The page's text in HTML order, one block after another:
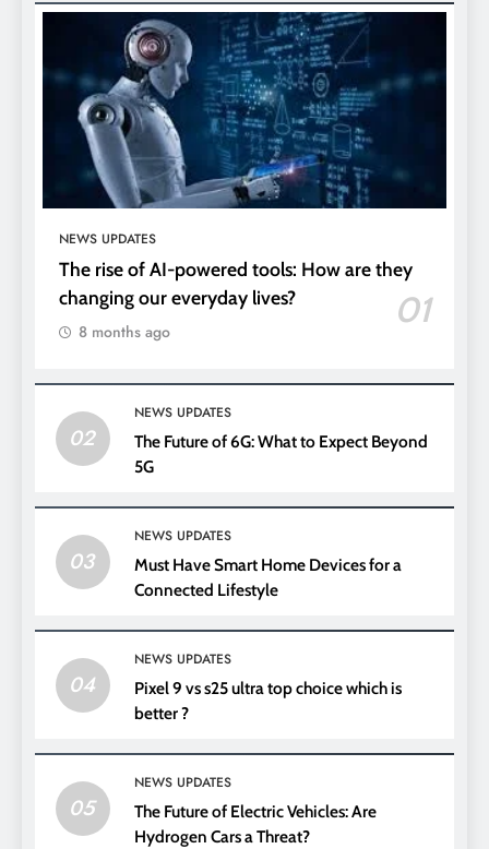
NEWS UPDATES
The rise of AI-powered tools: How are they
changing our everyday lives?
01
8 months ago
02
NEWS UPDATES
The Future of 6G: What to Expect Beyond
5G
03
NEWS UPDATES
Must Have Smart Home Devices for a
Connected Lifestyle
04
NEWS UPDATES
Pixel 9 vs s25 ultra top choice which is
better ?
05
NEWS UPDATES
The Future of Electric Vehicles: Are
Hydrogen Cars a Threat?